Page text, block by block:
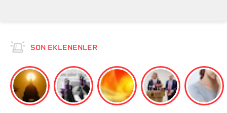
SON EKLENENLER